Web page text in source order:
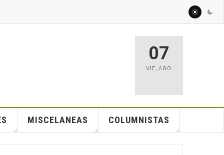
07
VIE,AGO
MISCELANEAS COLUMNISTAS